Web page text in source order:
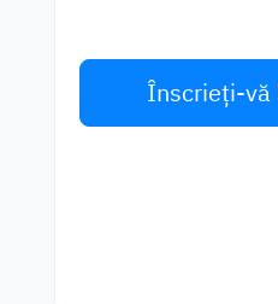
Înscrieți-vă